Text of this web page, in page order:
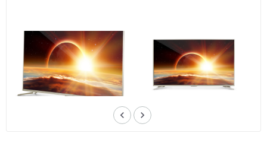
keyboard_arrow_left keyboard_arrow_right